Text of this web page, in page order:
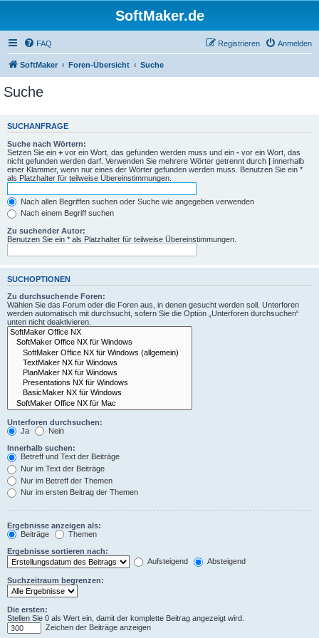
SoftMaker.de
FAQ Anmelden
Registrieren
SoftMaker Foren-Übersicht Suche
Suche
SUCHANFRAGE
Suche nach Wörtern:
Setzen Sie ein + vor ein Wort, das gefunden werden muss und ein - vor ein Wort, das
nicht gefunden werden darf. Verwenden Sie mehrere Wörter getrennt durch | innerhalb
einer Klammer, wenn nur eines der Wörter gefunden werden muss. Benutzen Sie ein *
als Platzhalter für teilweise Übereinstimmungen.
Nach allen Begriffen suchen oder Suche wie angegeben verwenden
Nach einem Begriff suchen
Zu suchender Autor:
Benutzen Sie ein * als Platzhalter für teilweise Übereinstimmungen.
SUCHOPTIONEN
Zu durchsuchende Foren:
Wählen Sie das Forum oder die Foren aus, in denen gesucht werden soll. Unterforen
werden automatisch mit durchsucht, sofern Sie die Option „Unterforen durchsuchen“
unten nicht deaktivieren.
Unterforen durchsuchen:
Ja
Nein
Innerhalb suchen:
Betreff und Text der Beiträge
Nur im Text der Beiträge
Nur im Betreff der Themen
Nur im ersten Beitrag der Themen
Ergebnisse anzeigen als:
Beiträge
Themen
Ergebnisse sortieren nach:
Aufsteigend
Absteigend
Suchzeitraum begrenzen:
Die ersten:
Stellen Sie 0 als Wert ein, damit der komplette Beitrag angezeigt wird.
Zeichen der Beiträge anzeigen